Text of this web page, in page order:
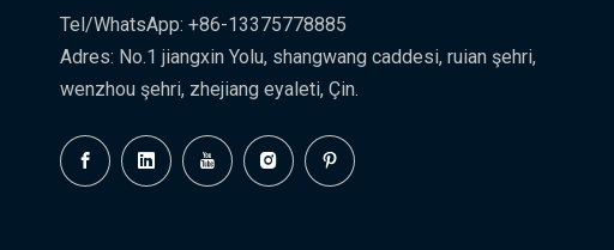
Tel/WhatsApp: +86-13375778885
Adres: No.1 jiangxin Yolu, shangwang caddesi, ruian şehri,
wenzhou şehri, zhejiang eyaleti, Çin.